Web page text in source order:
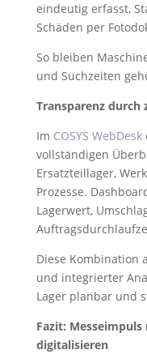
eindeutig erfasst,
Schäden per
So bleiben
und Suchzeiten
Transparenz durch
Im COSYS WebDesk
vollständigen
Ersatzteillager,
Prozesse.
Lagerwert,
Diese Kombination
und integrierter
Lager planbar und
Fazit:
digitalisieren